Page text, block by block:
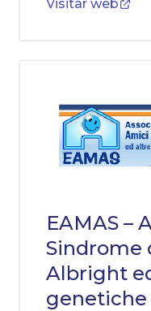
Visitar web
EAMAS –
Sindrome
Albright
genetiche